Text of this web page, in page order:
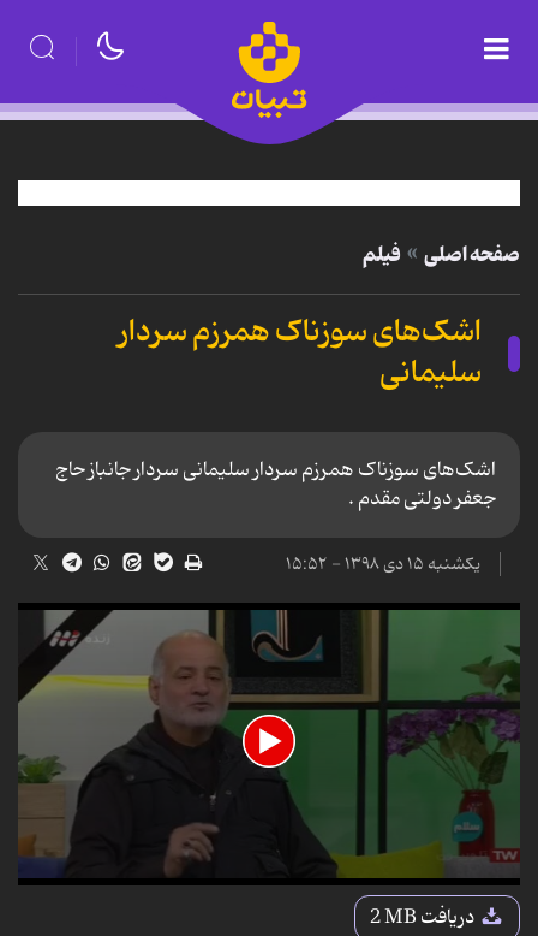
صفحه اصلی فیلم
اشک‌های سوزناک همرزم سردار
سلیمانی
اشک‌های سوزناک همرزم سردار سلیمانی سردار جانباز حاج
جعفر دولتی مقدم .
یکشنبه ۱۵ دی ۱۳۹۸ - ۱۵:۵۲
0
دریافت2 MB